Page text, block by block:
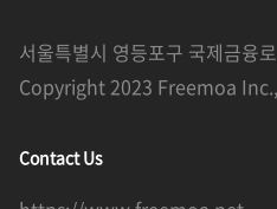
서울특별시 영등포구 국제금융
Copyright 2023 Freemoa
Contact Us